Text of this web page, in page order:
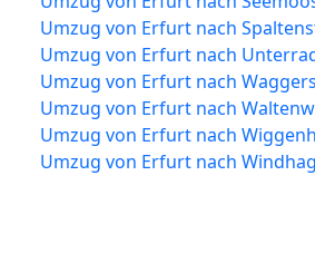
Umzug von Erfurt nach
Umzug von Erfurt nach
Umzug von Erfurt nach
Umzug von Erfurt nach
Umzug von Erfurt nach
Umzug von Erfurt nach Windhag